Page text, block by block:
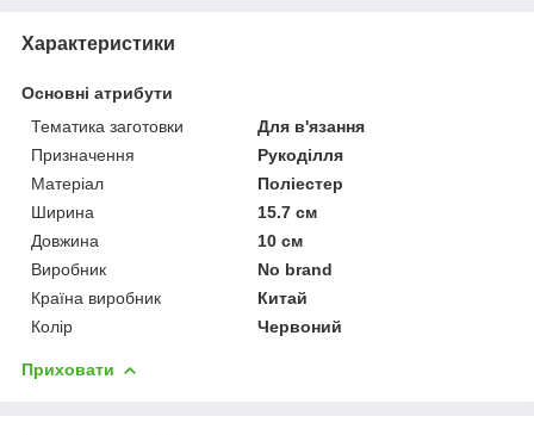
Характеристики
Основні атрибути
Тематика заготовки
Для в'язання
Призначення
Рукоділля
Матеріал
Поліестер
Ширина
15.7 см
Довжина
10 см
Виробник
No brand
Країна виробник
Китай
Колір
Червоний
Приховати